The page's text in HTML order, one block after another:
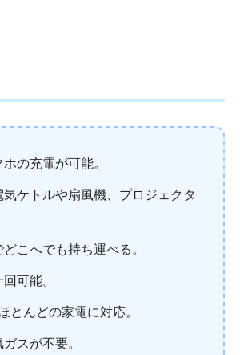
の充電が可能。
気ケトルや扇風機、プロジェクタ
こへでも持ち運べる。
可能。
とんどの家電に対応。
スが不要。